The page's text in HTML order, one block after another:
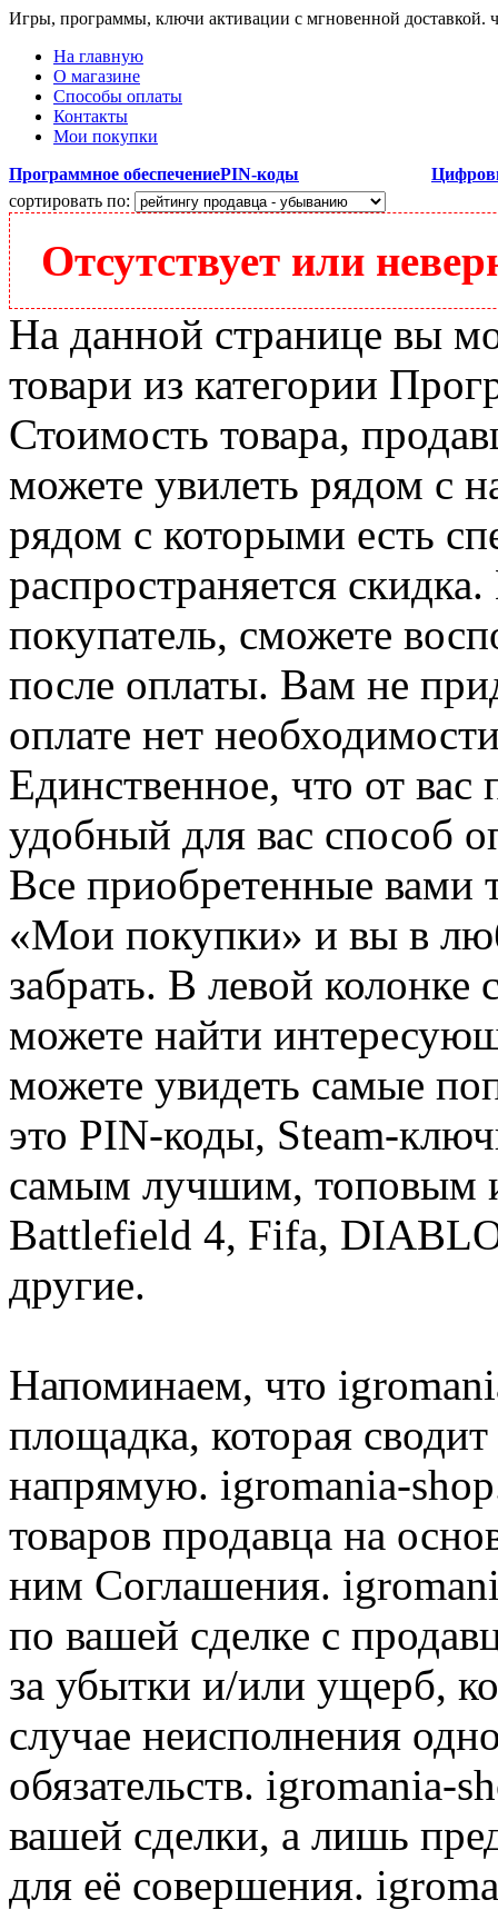
Игры, программы, ключи активации с мгновенной доставкой.
На главную
О магазине
Способы оплаты
Контакты
Мои покупки
Программное обеспечениеPIN-коды
сортировать по:
Отсутствует или
На данной странице вы
товари из категории
Стоимость товара,
можете увилеть рядом с
рядом с которыми есть
распространяется
покупатель, сможете
после оплаты. Вам не
оплате нет
Единственное, что от вас
удобный для вас способ
Все приобретенные вами
«Мои покупки» и вы в
забрать. В левой
можете найти
можете увидеть самые
это PIN-коды, Steam-
самым лучшим, топовым
Battlefield 4, Fifa,
другие.
Напоминаем, что
площадка, которая
напрямую. igromania-
товаров продавца на
ним Соглашения.
по вашей сделке с
за убытки и/или ущерб,
случае неисполнения
обязательств. igromania-
вашей сделки, а лишь
для её совершения.